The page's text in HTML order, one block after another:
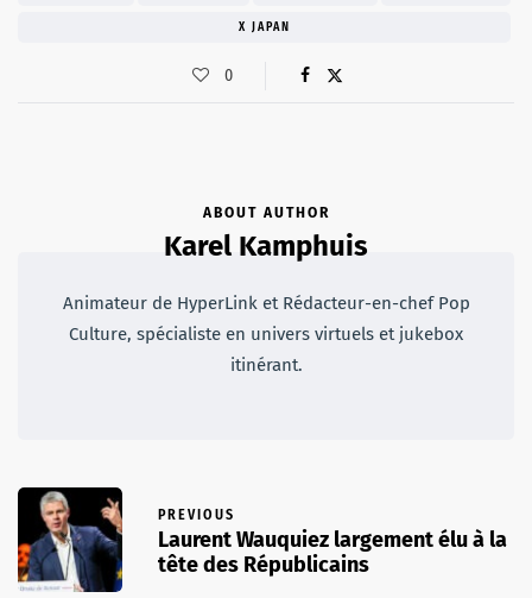
X JAPAN
0
ABOUT AUTHOR
Karel Kamphuis
Animateur de HyperLink et Rédacteur-en-chef Pop
Culture, spécialiste en univers virtuels et jukebox
itinérant.
PREVIOUS
Laurent Wauquiez largement élu à la
tête des Républicains